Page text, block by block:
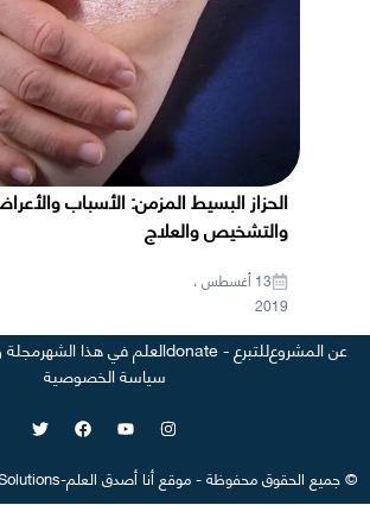
الحزاز البسيط المزمن: الأسباب
والتشخيص والعلاج
13 أغسطس ،
2019
عن المشروعللتبرع - donate العلم في هذا الشهر
سياسة الخصوصية
©جميع الحقوق محفوظة-موقعأنا أصدق العلم-